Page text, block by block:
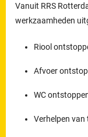
Vanuit RRS
werkzaamheden
Riool
Afvoer
WC
Verhelpen